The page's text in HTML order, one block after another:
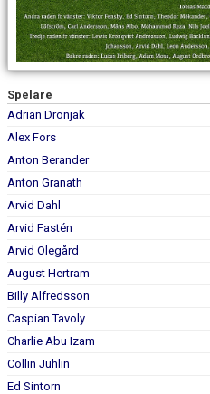
Spelare
Adrian Dronjak
Alex Fors
Anton Berander
Anton Granath
Arvid Dahl
Arvid Fastén
Arvid Olegård
August Hertram
Billy Alfredsson
Caspian Tavoly
Charlie Abu Izam
Collin Juhlin
Ed Sintorn